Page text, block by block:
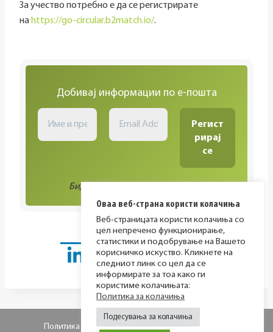
За учество потребно е да се регистрирате
на https://go-circular.b2match.io/.
Добивај информации по е-пошта
Биди во тек со сите активности!
Политика за приватност Политика за колачиња
Оваа веб-страна користи колачиња
Веб-страницата користи колачиња со
цел непречено функционирање,
статистики и подобрување на Вашето
корисничко искуство. Кликнете на
следниот линк со цел да се
информирате за тоа како ги
користиме колачињата:
Политика за колачиња
Подесувања за колачиња